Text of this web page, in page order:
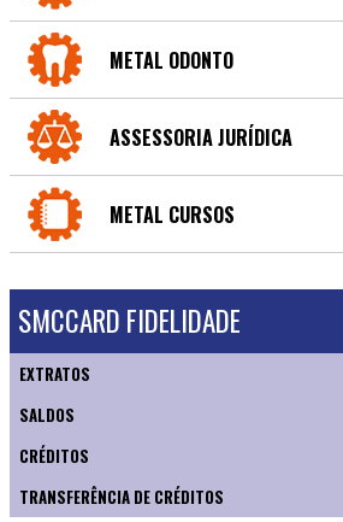
METAL ODONTO
ASSESSORIA JURÍDICA
METAL CURSOS
SMCCARD FIDELIDADE
EXTRATOS
SALDOS
CRÉDITOS
TRANSFERÊNCIA DE CRÉDITOS